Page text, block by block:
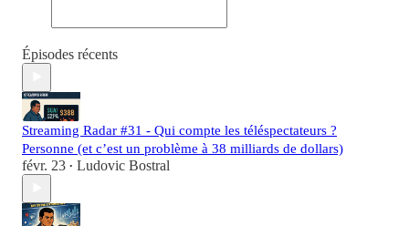
Épisodes récents
Streaming Radar #31 - Qui compte les téléspectateurs ?
Personne (et c’est un problème à 38 milliards de dollars)
févr. 23 • Ludovic Bostral